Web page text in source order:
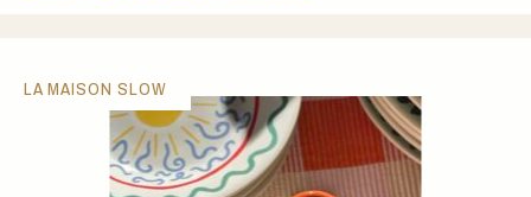
LA MAISON SLOW